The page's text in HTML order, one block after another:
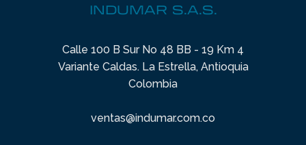
INDUMAR S.A.S.
Calle 100 B Sur No 48 BB - 19 Km 4
Variante Caldas. La Estrella, Antioquia
Colombia
ventas@indumar.com.co